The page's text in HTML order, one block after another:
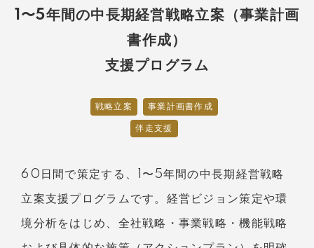
1〜5年間の中長期経営戦略立案（事業計画
書作成）
支援プログラム
戦略立案 事業計画書作成
伴走支援
60日間で策定する、1〜5年間の中長期経営戦略
立案支援プログラムです。経営ビジョン策定や環
境分析をはじめ、全社戦略・事業戦略・機能戦略